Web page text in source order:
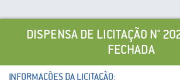
DISPENSA DE LICITAÇÃO N°
FECHADA
INFORMAÇÕES DA LICITAÇÃO: